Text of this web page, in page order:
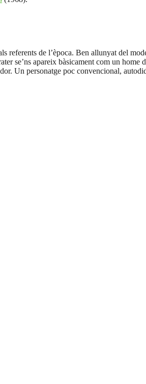
referents de l’època. Ben allunyat del
se’ns apareix bàsicament com un home
Un personatge poc convencional,